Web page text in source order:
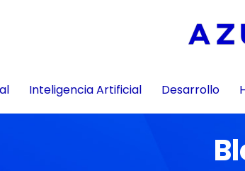
Inteligencia Artificial Desarrollo